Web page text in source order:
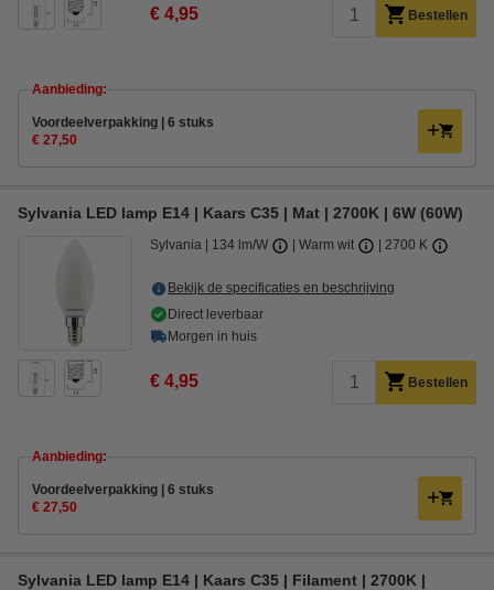
€ 4,95 Bestellen
Aanbieding:
Voordeelverpakking | 6 stuks
€ 27,50
Sylvania LED lamp E14 | Kaars C35 | Mat | 2700K | 6W (60W)
Sylvania 134 lm/W Warm wit 2700 K
Bekijk de specificaties en beschrijving
Direct leverbaar
Morgen in huis
€ 4,95 Bestellen
Aanbieding:
Voordeelverpakking | 6 stuks
€ 27,50
Sylvania LED lamp E14 | Kaars C35 | Filament | 2700K |